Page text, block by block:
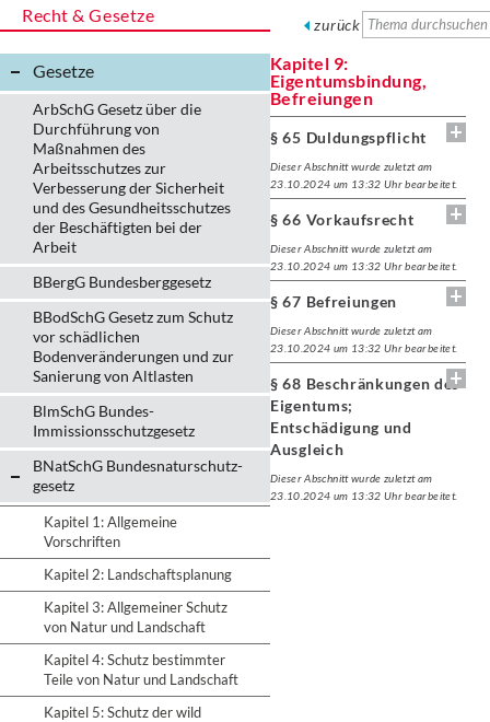
Recht & Gesetze
Gesetze
ArbSchG Gesetz über die
Durchführung von
Maßnahmen des
Arbeitsschutzes zur
Verbesserung der Sicherheit
und des Gesundheitsschutzes
der Beschäftigten bei der
Arbeit
BBergG Bundesberggesetz
BBodSchG Gesetz zum Schutz
vor schädlichen
Bodenveränderungen und zur
Sanierung von Altlasten
BlmSchG Bundes-
Immissionsschutz­gesetz
BNatSchG Bundesnaturschutz-
gesetz
Kapitel 1: Allgemeine
Vorschriften
Kapitel 2: Landschaftsplanung
Kapitel 3: Allgemeiner Schutz
von Natur und Landschaft
Kapitel 4: Schutz bestimmter
Teile von Natur und Landschaft
Kapitel 5: Schutz der wild
zurück
Kapitel 9:
Eigentumsbindung,
Befreiungen
§ 65 Duldungspflicht
Dieser Abschnitt wurde zuletzt am
23.10.2024 um 13:32 Uhr bearbeitet.
§ 66 Vorkaufsrecht
Dieser Abschnitt wurde zuletzt am
23.10.2024 um 13:32 Uhr bearbeitet.
§ 67 Befreiungen
Dieser Abschnitt wurde zuletzt am
23.10.2024 um 13:32 Uhr bearbeitet.
§ 68 Beschränkungen des
Eigentums;
Entschädigung und
Ausgleich
Dieser Abschnitt wurde zuletzt am
23.10.2024 um 13:32 Uhr bearbeitet.